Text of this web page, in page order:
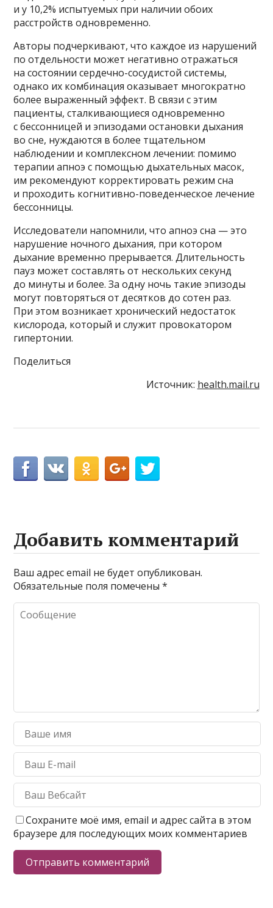
и у 10,2% испытуемых при наличии обоих
расстройств одновременно.
Авторы подчеркивают, что каждое из нарушений
по отдельности может негативно отражаться
на состоянии сердечно-сосудистой системы,
однако их комбинация оказывает многократно
более выраженный эффект. В связи с этим
пациенты, сталкивающиеся одновременно
с бессонницей и эпизодами остановки дыхания
во сне, нуждаются в более тщательном
наблюдении и комплексном лечении: помимо
терапии апноэ с помощью дыхательных масок,
им рекомендуют корректировать режим сна
и проходить когнитивно-поведенческое лечение
бессонницы.
Исследователи напомнили, что апноэ сна — это
нарушение ночного дыхания, при котором
дыхание временно прерывается. Длительность
пауз может составлять от нескольких секунд
до минуты и более. За одну ночь такие эпизоды
могут повторяться от десятков до сотен раз.
При этом возникает хронический недостаток
кислорода, который и служит провокатором
гипертонии.
Поделиться
Источник: health.mail.ru
Добавить комментарий
Ваш адрес email не будет опубликован.
Обязательные поля помечены*
Сохраните моё имя, email и адрес сайта в этом
браузере для последующих моих комментариев